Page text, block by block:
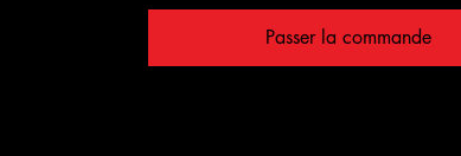
Passer la commande